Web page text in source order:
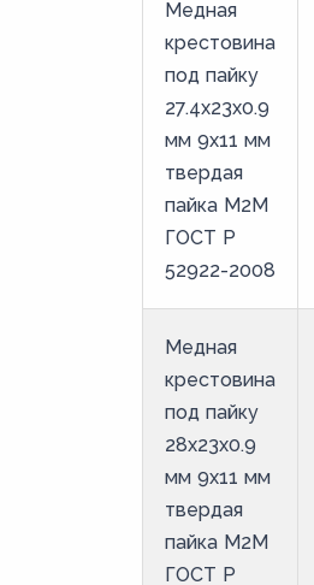
Медная
крестовина
под пайку
27.4х23х0.9
мм 9х11 мм
твердая
пайка М2М
ГОСТ Р
52922-2008
Медная
крестовина
под пайку
28х23х0.9
мм 9х11 мм
твердая
пайка М2М
ГОСТ Р